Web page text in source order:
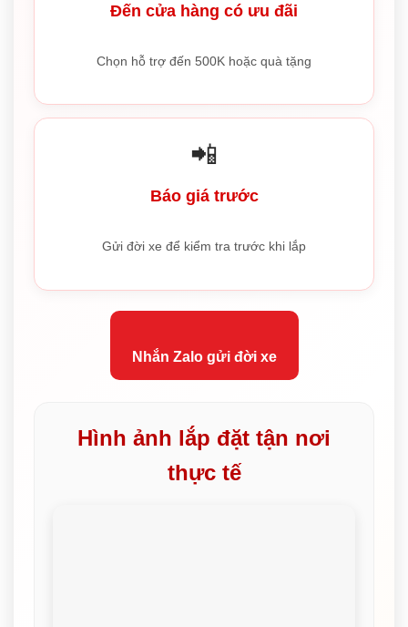
Đến cửa hàng có ưu đãi
Chọn hỗ trợ đến 500K hoặc quà tặng
📲
Báo giá trước
Gửi đời xe để kiểm tra trước khi lắp
Nhắn Zalo gửi đời xe
Hình ảnh lắp đặt tận nơi
thực tế